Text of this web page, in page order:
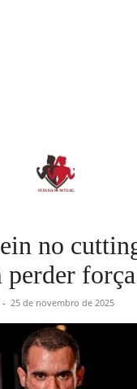
no
perder força
- 25 de novembro de 2025